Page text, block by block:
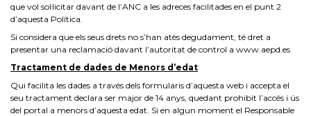
que vol sol·licitar davant de l’ANC a les adreces facilitades en el punt 2
d’aquesta Política.
Si considera que els seus drets no s’han atès degudament, té dret a
presentar una reclamació davant l’autoritat de control a www.aepd.es
Tractament de dades de Menors d’edat
Qui facilita les dades a través dels formularis d’aquesta web i accepta el
seu tractament declara ser major de 14 anys, quedant prohibit l’accés i ús
del portal a menors d’aquesta edat. Si en algun moment el Responsable